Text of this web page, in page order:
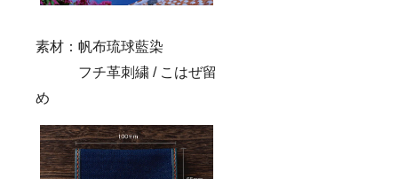
素材：帆布琉球藍染
フチ革刺繍 / こはぜ留
め